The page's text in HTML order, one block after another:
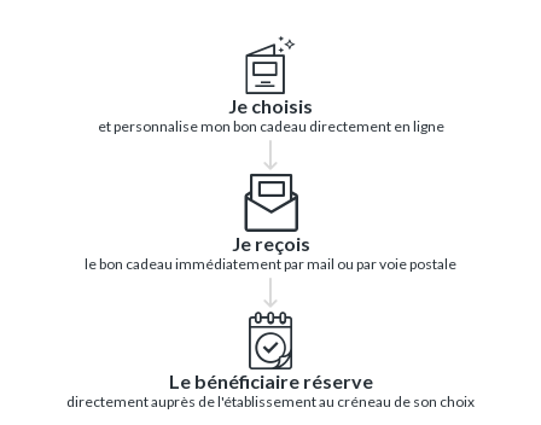
Je choisis
et personnalise mon bon cadeau directement en ligne
Je reçois
le bon cadeau immédiatement par mail ou par voie postale
Le bénéficiaire réserve
directement auprès de l'établissement au créneau de son choix